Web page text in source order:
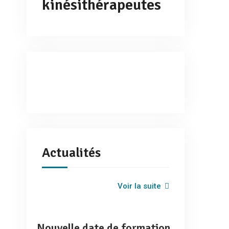
kinésithérapeutes
Actualités
Voir la suite